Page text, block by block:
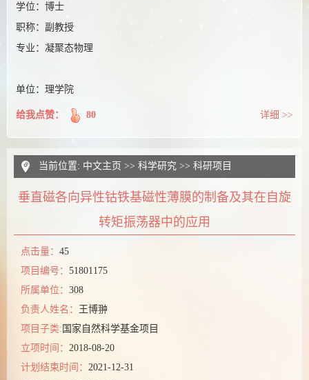
学位：博士
职称：副教授
专业：凝聚态物理
单位：理学院
给我点赞： 80 详细 >>
当前位置: 中文主页 >> 科学研究 >> 科研项目
垂直磁各向异性钴铁基磁性薄膜的制备及其在自旋
转矩振荡器中的应用
点击量： 45
项目编号： 51801175
所属单位： 308
负责人姓名： 王博翀
项目子类: 国家自然科学基金项目
立项时间： 2018-08-20
计划结束时间： 2021-12-31